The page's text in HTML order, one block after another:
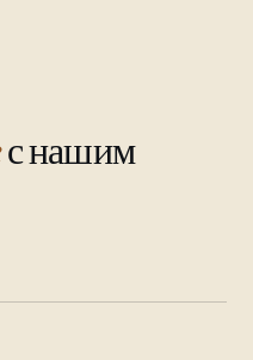
с нашим